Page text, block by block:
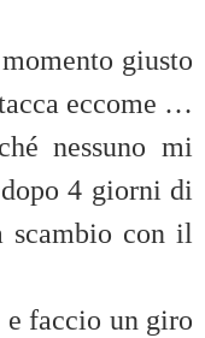
giusto
eccome …
nessuno mi
4 giorni di
scambio con il
faccio un giro